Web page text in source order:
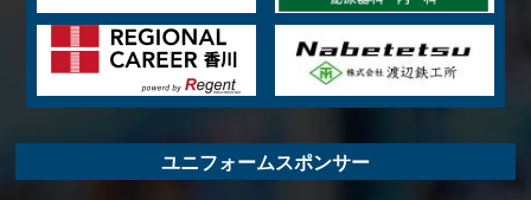
ユニフォームスポンサー